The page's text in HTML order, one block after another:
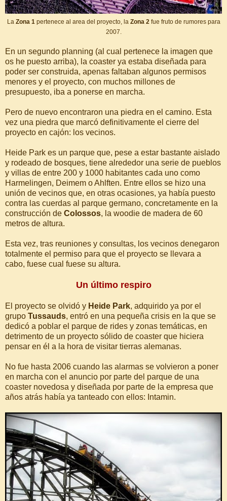
La Zona 1 pertenece al area del proyecto, la Zona 2 fue fruto de rumores para
2007.
En un segundo planning (al cual pertenece la imagen que
os he puesto arriba), la coaster ya estaba diseñada para
poder ser construida, apenas faltaban algunos permisos
menores y el proyecto, con muchos millones de
presupuesto, iba a ponerse en marcha.
Pero de nuevo encontraron una piedra en el camino. Esta
vez una piedra que marcó definitivamente el cierre del
proyecto en cajón: los vecinos.
Heide Park es un parque que, pese a estar bastante aislado
y rodeado de bosques, tiene alrededor una serie de pueblos
y villas de entre 200 y 1000 habitantes cada uno como
Harmelingen, Deimem o Ahlften. Entre ellos se hizo una
unión de vecinos que, en otras ocasiones, ya había puesto
contra las cuerdas al parque germano, concretamente en la
construcción de Colossos, la woodie de madera de 60
metros de altura.
Esta vez, tras reuniones y consultas, los vecinos denegaron
totalmente el permiso para que el proyecto se llevara a
cabo, fuese cual fuese su altura.
Un último respiro
El proyecto se olvidó y Heide Park, adquirido ya por el
grupo Tussauds, entró en una pequeña crisis en la que se
dedicó a poblar el parque de rides y zonas temáticas, en
detrimento de un proyecto sólido de coaster que hiciera
pensar en él a la hora de visitar tierras alemanas.
No fue hasta 2006 cuando las alarmas se volvieron a poner
en marcha con el anuncio por parte del parque de una
coaster novedosa y diseñada por parte de la empresa que
años atrás había ya tanteado con ellos: Intamin.